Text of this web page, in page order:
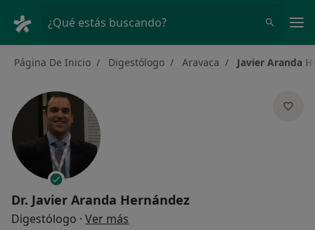
¿Qué estás buscando?
Página De Inicio Digestólogo Aravaca Javier Aranda
Dr. Javier Aranda Hernández
Digestólogo · Ver más